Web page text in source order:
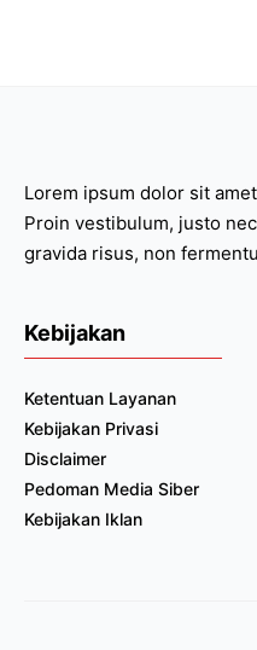
Lorem ipsum dolor sit
Proin vestibulum, justo
gravida risus, non
Kebijakan
Ketentuan Layanan
Kebijakan Privasi
Disclaimer
Pedoman Media Siber
Kebijakan Iklan